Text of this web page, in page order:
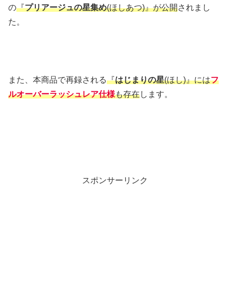
の『プリアージュの星集め(ほしあつ)』が公開されまし
た。
また、本商品で再録される『はじまりの星(ほし)』にはフ
ルオーバーラッシュレア仕様も存在します。
スポンサーリンク